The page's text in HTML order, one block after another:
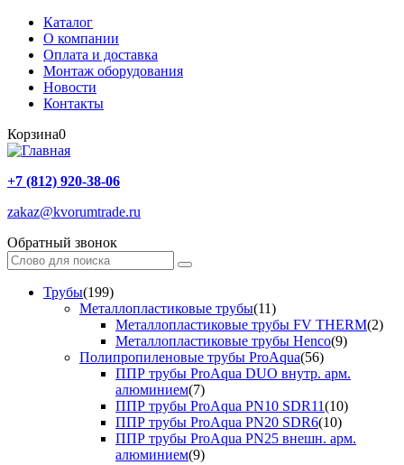
Каталог
О компании
Оплата и доставка
Монтаж оборудования
Новости
Контакты
Корзина0
+7 (812) 920-38-06
zakaz@kvorumtrade.ru
Обратный звонок
Трубы(199)
Металлопластиковые трубы(11)
Металлопластиковые трубы FV THERM(2)
Металлопластиковые трубы Henco(9)
Полипропиленовые трубы ProAqua(56)
ППР трубы ProAqua DUO внутр. арм.
алюминием(7)
ППР трубы ProAqua PN10 SDR11(10)
ППР трубы ProAqua PN20 SDR6(10)
ППР трубы ProAqua PN25 внешн. арм.
алюминием(9)